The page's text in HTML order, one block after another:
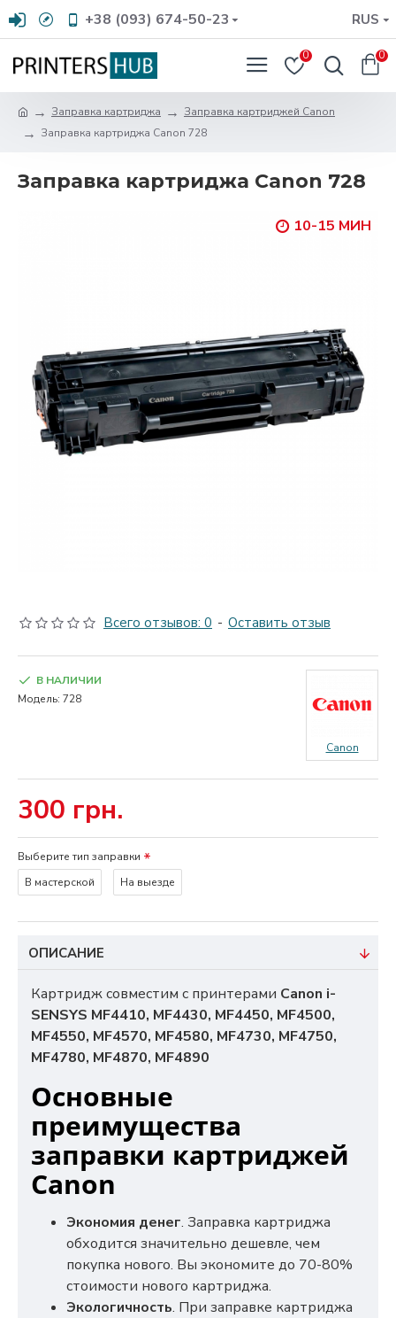
+38 (093) 674-50-23 RUS
0 0
Заправка картриджа
Заправка картриджей Canon
Заправка картриджа Canon 728
Заправка картриджа Canon 728
10-15 МИН
Всего отзывов: 0 - Оставить отзыв
300 грн.
В НАЛИЧИИ
Модель: 728
Canon
Выберите тип заправки
В мастерской
На выезде
ОПИСАНИЕ
Картридж совместим с принтерами Canon i-
SENSYS MF4410, MF4430, MF4450, MF4500,
MF4550, MF4570, MF4580, MF4730, MF4750,
MF4780, MF4870, MF4890
Основные
преимущества
заправки картриджей
Canon
Экономия денег. Заправка картриджа
обходится значительно дешевле, чем
покупка нового. Вы экономите до 70-80%
стоимости нового картриджа.
Экологичность. При заправке картриджа